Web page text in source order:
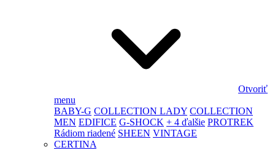
Otvoriť
menu
BABY-G COLLECTION LADY COLLECTION
MEN EDIFICE G-SHOCK + 4 ďalšie PROTREK
Rádiom riadené SHEEN VINTAGE
CERTINA